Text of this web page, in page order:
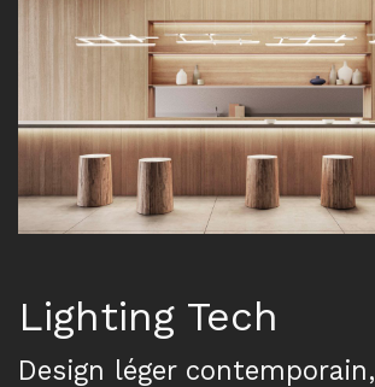
Lighting Tech
Design léger contemporain,